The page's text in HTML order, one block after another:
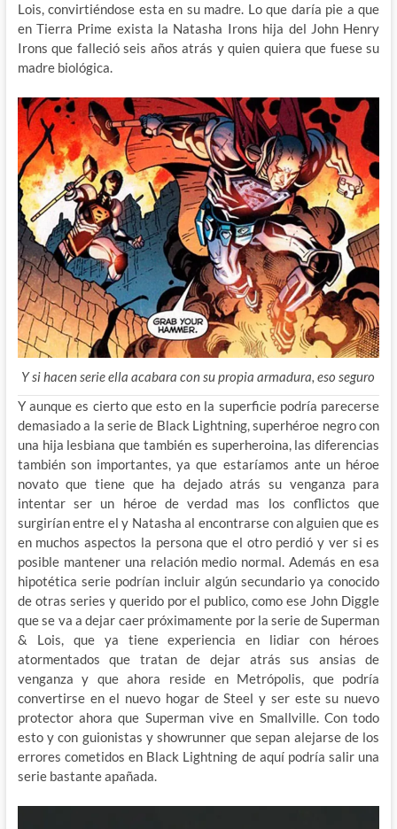
Lois, convirtiéndose esta en su madre. Lo que daría pie a que
en Tierra Prime exista la Natasha Irons hija del John Henry
Irons que falleció seis años atrás y quien quiera que fuese su
madre biológica.
Y si hacen serie ella acabara con su propia armadura, eso seguro
Y aunque es cierto que esto en la superficie podría parecerse
demasiado a la serie de Black Lightning, superhéroe negro con
una hija lesbiana que también es superheroina, las diferencias
también son importantes, ya que estaríamos ante un héroe
novato que tiene que ha dejado atrás su venganza para
intentar ser un héroe de verdad mas los conflictos que
surgirían entre el y Natasha al encontrarse con alguien que es
en muchos aspectos la persona que el otro perdió y ver si es
posible mantener una relación medio normal. Además en esa
hipotética serie podrían incluir algún secundario ya conocido
de otras series y querido por el publico, como ese John Diggle
que se va a dejar caer próximamente por la serie de Superman
& Lois, que ya tiene experiencia en lidiar con héroes
atormentados que tratan de dejar atrás sus ansias de
venganza y que ahora reside en Metrópolis, que podría
convertirse en el nuevo hogar de Steel y ser este su nuevo
protector ahora que Superman vive en Smallville. Con todo
esto y con guionistas y showrunner que sepan alejarse de los
errores cometidos en Black Lightning de aquí podría salir una
serie bastante apañada.